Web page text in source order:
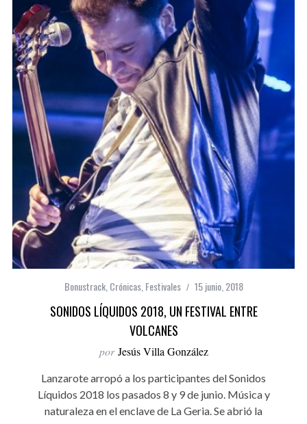
Bonustrack,Crónicas,Festivales 15 junio, 2018
SONIDOS LÍQUIDOS 2018, UN FESTIVAL ENTRE
VOLCANES
por Jesús Villa González
Lanzarote arropó a los participantes del Sonidos
Líquidos 2018 los pasados 8 y 9 de junio. Música y
naturaleza en el enclave de La Geria. Se abrió la